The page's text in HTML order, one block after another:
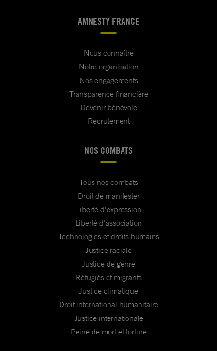
AMNESTY FRANCE
Nous connaître
Notre organisation
Nos engagements
Transparence financière
Devenir bénévole
Recrutement
NOS COMBATS
Tous nos combats
Droit de manifester
Liberté d'expression
Liberté d'association
Technologies et droits humains
Justice raciale
Justice de genre
Réfugiés et migrants
Justice climatique
Droit international humanitaire
Justice internationale
Peine de mort et torture